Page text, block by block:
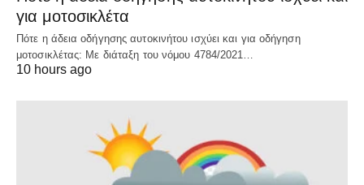
για μοτοσικλέτα
Πότε η άδεια οδήγησης αυτοκινήτου ισχύει και για οδήγηση
μοτοσικλέτας: Με διάταξη του νόμου 4784/2021…
10 hours ago